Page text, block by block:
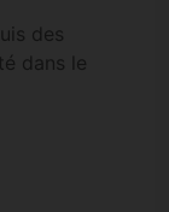
des
dans le